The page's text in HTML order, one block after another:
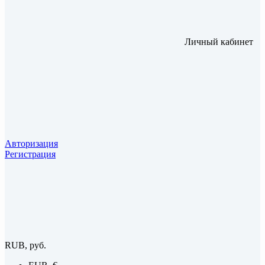
Личный кабинет
Авторизация
Регистрация
RUB, руб.